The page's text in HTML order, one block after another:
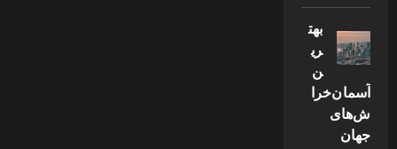
بهت
ری
ن
آسمان‌خرا
ش‌های
جهان